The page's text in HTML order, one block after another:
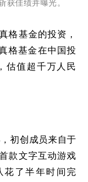
获佳绩并曝光。
格基金的投资，
格基金在中国投
估值超千万人民
初创成员来自于
款文字互动游戏
花了半年时间完